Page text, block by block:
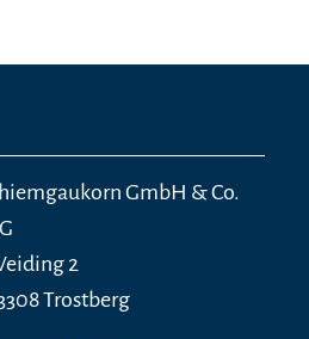
GmbH & Co.
2
Trostberg